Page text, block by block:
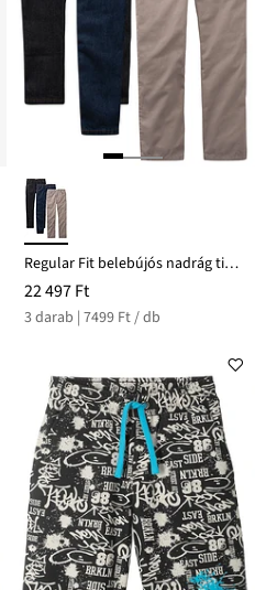
Regular Fit belebújós nadrág tiszta pamutból, Straight (3 db-os csomag)
22 497 Ft
3 darab | 7499 Ft / db